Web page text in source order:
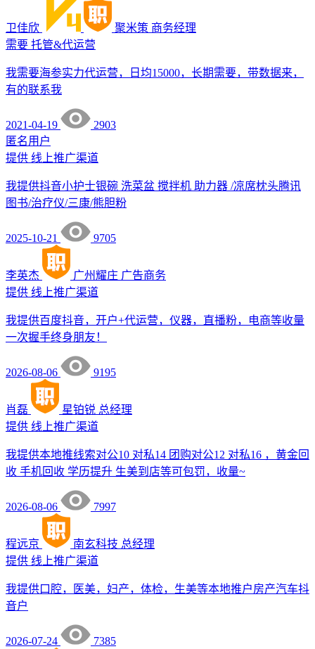
卫佳欣 聚米策 商务经理
需要 托管&代运营
我需要海参实力代运营，日均15000，长期需要，带数据来，
有的联系我
2021-04-19
2903
匿名用户
提供 线上推广渠道
我提供抖音小护士银碗 洗菜盆 搅拌机 助力器 /凉席枕头腾讯
图书/治疗仪/三康/熊胆粉
2025-10-21 9705
李英杰 广州耀庄 广告商务
提供 线上推广渠道
我提供百度抖音，开户+代运营，仪器，直播粉，电商等收量
一次握手终身朋友！
2026-08-06 9195
肖磊 星铂锐 总经理
提供 线上推广渠道
我提供本地推线索对公10 对私14 团购对公12 对私16 ，黄金回
收 手机回收 学历提升 生美到店等可包罚，收量~
2026-08-06 7997
程远京 南玄科技 总经理
提供 线上推广渠道
我提供口腔，医美，妇产，体检，生美等本地推户房产汽车抖
音户
2026-07-24 7385